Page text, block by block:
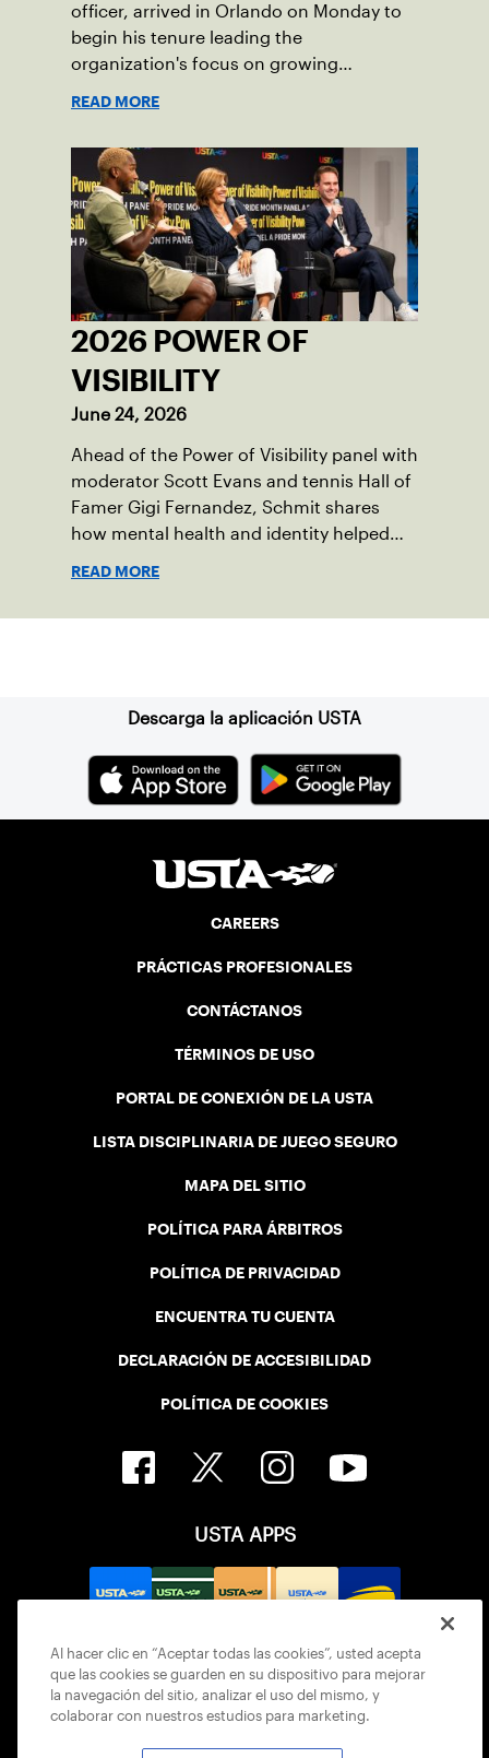
officer, arrived in Orlando on Monday to
begin his tenure leading the
organization's focus on growing
READ MORE
2026 POWER OF
VISIBILITY
June 24, 2026
Ahead of the Power of Visibility panel with
moderator Scott Evans and tennis Hall of
Famer Gigi Fernandez, Schmit shares
how mental health and identity helped
READ MORE
Descarga la aplicación USTA
CAREERS
PRÁCTICAS PROFESIONALES
CONTÁCTANOS
TÉRMINOS DE USO
PORTAL DE CONEXIÓN DE LA USTA
LISTA DISCIPLINARIA DE JUEGO SEGURO
MAPA DEL SITIO
POLÍTICA PARA ÁRBITROS
POLÍTICA DE PRIVACIDAD
ENCUENTRA TU CUENTA
DECLARACIÓN DE ACCESIBILIDAD
POLÍTICA DE COOKIES
USTA APPS
Al hacer clic en “Aceptar todas las cookies”, usted acepta
que las cookies se guarden en su dispositivo para mejorar
la navegación del sitio, analizar el uso del mismo, y
colaborar con nuestros estudios para marketing.